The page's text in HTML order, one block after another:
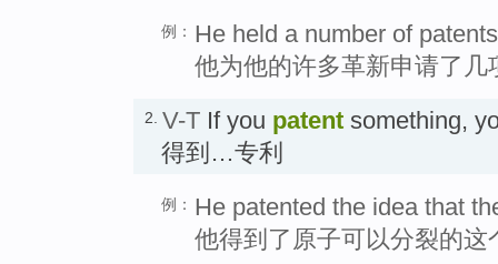
例： He held a number of
他为他的许多革新申请了几
2. V-T If you patent something,
得到…专利
例： He patented the idea that
他得到了原子可以分裂的这